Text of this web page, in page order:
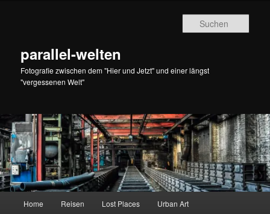
parallel-welten
Fotografie zwischen dem "Hier und Jetzt" und einer längst
"vergessenen Welt"
Home Reisen Lost Places Urban Art